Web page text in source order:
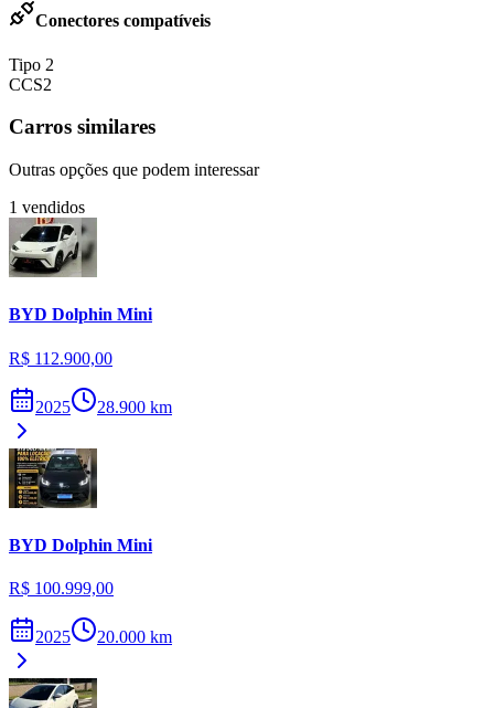
Conectores compatíveis
Tipo 2
CCS2
Carros similares
Outras opções que podem interessar
1 vendidos
BYD Dolphin Mini
R$ 112.900,00
2025 28.900 km
BYD Dolphin Mini
R$ 100.999,00
2025 20.000 km